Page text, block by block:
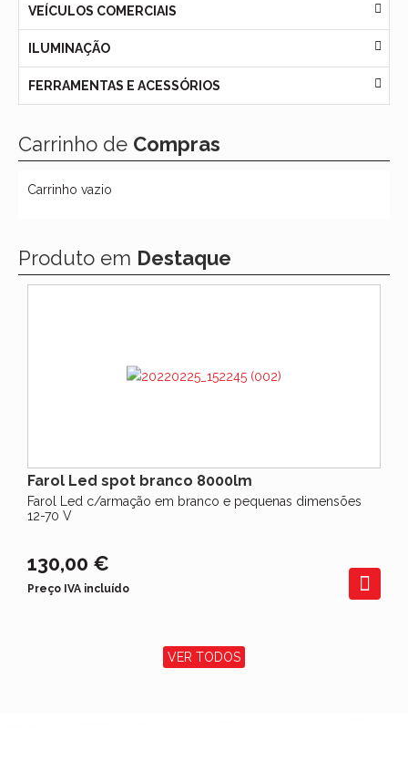
VEÍCULOS COMERCIAIS
ILUMINAÇÃO
FERRAMENTAS E ACESSÓRIOS
Carrinho de Compras
Carrinho vazio
Produto em Destaque
Farol Led spot branco 8000lm
Farol Led c/armação em branco e pequenas dimensões
12-70 V
130,00 €
Preço IVA incluído
VER TODOS